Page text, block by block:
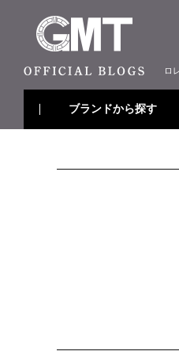
ロ
ブランドから探す